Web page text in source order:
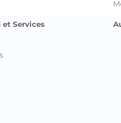
et Services